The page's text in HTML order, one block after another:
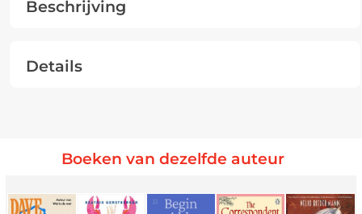
Beschrijving
Details
Boeken van dezelfde auteur